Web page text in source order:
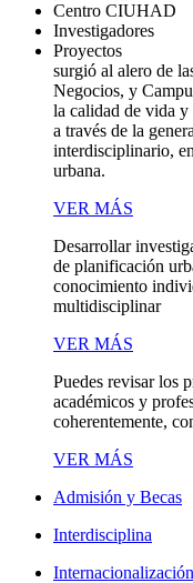
Centro CIUHAD
Investigadores
Proyectos
surgió al alero de
Negocios, y
la calidad de vida y
a través de la
interdisciplinario,
urbana.
VER MÁS
Desarrollar
de planificación
conocimiento
multidisciplinar
VER MÁS
Puedes revisar los
académicos y
coherentemente,
VER MÁS
Admisión y Becas
Interdisciplina
Internacionalización